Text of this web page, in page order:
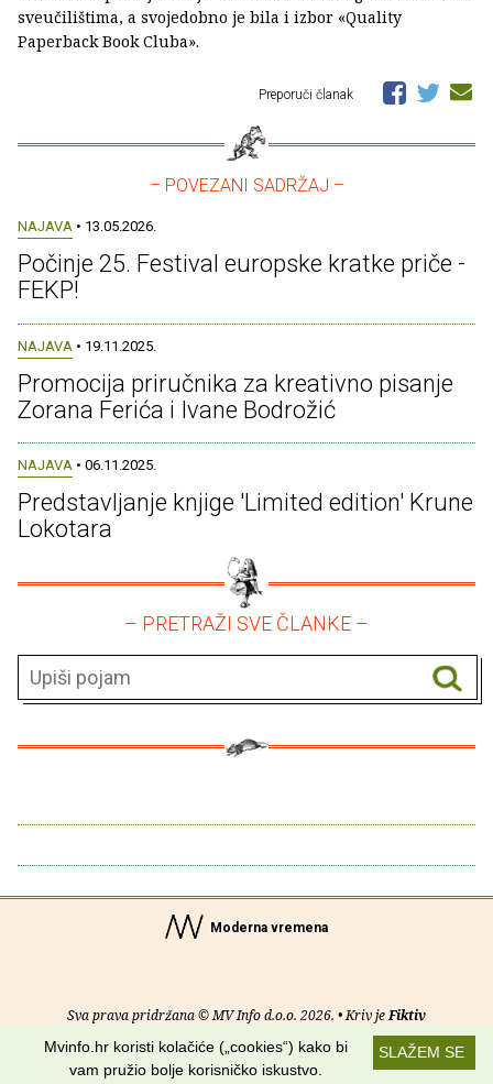
sveučilištima, a svojedobno je bila i izbor «Quality
Paperback Book Cluba».
Preporuči članak
– POVEZANI SADRŽAJ –
NAJAVA • 13.05.2026.
Počinje 25. Festival europske kratke priče -
FEKP!
NAJAVA • 19.11.2025.
Promocija priručnika za kreativno pisanje
Zorana Ferića i Ivane Bodrožić
NAJAVA • 06.11.2025.
Predstavljanje knjige 'Limited edition' Krune
Lokotara
– PRETRAŽI SVE ČLANKE –
Moderna vremena
Sva prava pridržana © MV Info d.o.o. 2026. • Kriv jeFiktiv
Uvjeti korištenja RSS kanaliSLAŽEM SE
Mvinfo.hr koristi kolačiće („cookies“) kako bi
vam pružio bolje korisničko iskustvo.